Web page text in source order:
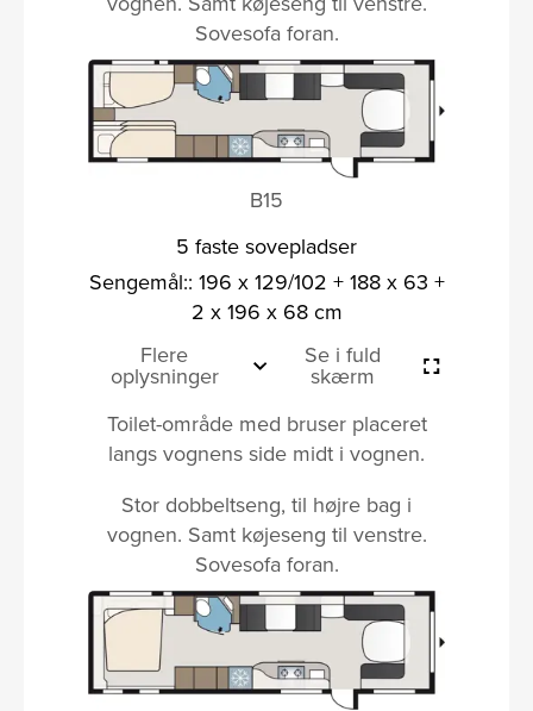
Sovesofa foran.
B15
5 faste sovepladser
Sengemål:: 196 x 129/102 + 188 x 63 +
2 x 196 x 68 cm
Flere
oplysninger
Se i fuld
skærm
Toilet-område med bruser placeret
langs vognens side midt i vognen.
Stor dobbeltseng, til højre bag i
vognen. Samt køjeseng til venstre.
Sovesofa foran.